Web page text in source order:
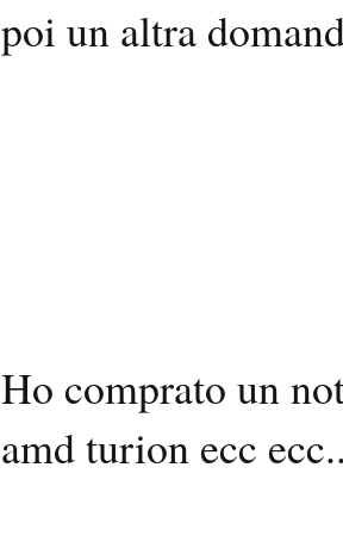
poi un altra
Ho comprato un
amd turion ecc